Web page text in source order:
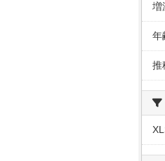
増
年
推